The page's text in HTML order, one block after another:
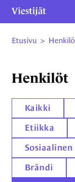
Etusivu >
Henkilöt
Kaikki
Etiikka
Sosiaalinen
Brändi